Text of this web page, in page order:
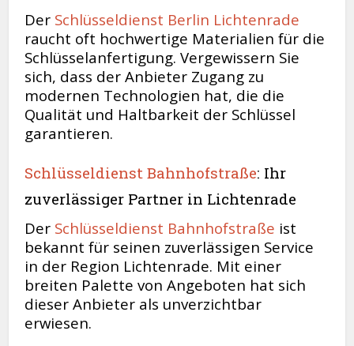
Der Schlüsseldienst Berlin Lichtenrade
raucht oft hochwertige Materialien für die
Schlüsselanfertigung. Vergewissern Sie
sich, dass der Anbieter Zugang zu
modernen Technologien hat, die die
Qualität und Haltbarkeit der Schlüssel
garantieren.
Schlüsseldienst Bahnhofstraße: Ihr
zuverlässiger Partner in Lichtenrade
Der Schlüsseldienst Bahnhofstraße ist
bekannt für seinen zuverlässigen Service
in der Region Lichtenrade. Mit einer
breiten Palette von Angeboten hat sich
dieser Anbieter als unverzichtbar
erwiesen.